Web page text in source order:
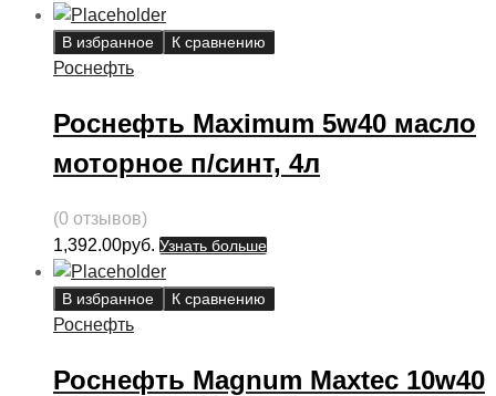
В избранное К сравнению
Роснефть
Роснефть Maximum 5w40 масло
моторное п/синт, 4л
(0 отзывов)
1,392.00руб. Узнать больше
В избранное К сравнению
Роснефть
Роснефть Magnum Maxtec 10w40